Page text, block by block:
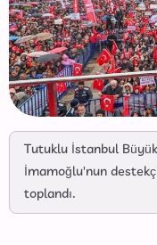
Tutuklu İstanbul
İmamoğlu'nun
toplandı.